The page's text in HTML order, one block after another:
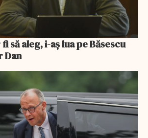
să aleg, i-aș lua pe Băsescu
Dan